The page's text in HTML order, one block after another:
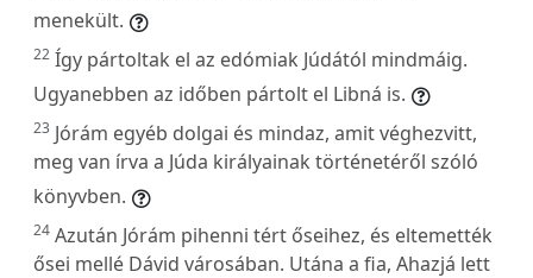
menekült.
22 Így pártoltak el az edómiak Júdától mindmáig.
Ugyanebben az időben pártolt el Libná is.
23 Jórám egyéb dolgai és mindaz, amit véghezvitt,
meg van írva a Júda királyainak történetéről szóló
könyvben.
24 Azután Jórám pihenni tért őseihez, és eltemették
ősei mellé Dávid városában. Utána a fia, Ahazjá lett